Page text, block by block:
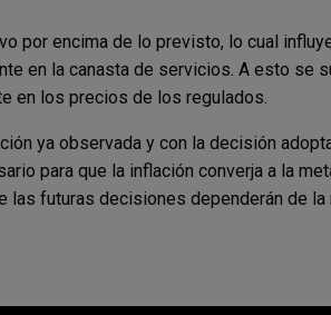
por encima de lo previsto, lo cual
en la canasta de servicios. A esto se
en los precios de los regulados.
ya observada y con la decisión
para que la inflación converja a la
futuras decisiones dependerán de la